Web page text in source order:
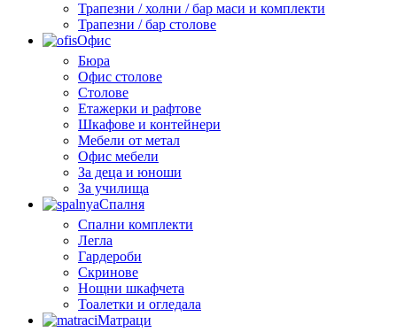
Трапезни / холни / бар маси и комплекти
Трапезни / бар столове
Офис
Бюра
Офис столове
Столове
Етажерки и рафтове
Шкафове и контейнери
Мебели от метал
Офис мебели
За деца и юноши
За училища
Спалня
Спални комплекти
Легла
Гардероби
Скринове
Нощни шкафчета
Тоалетки и огледала
Матраци